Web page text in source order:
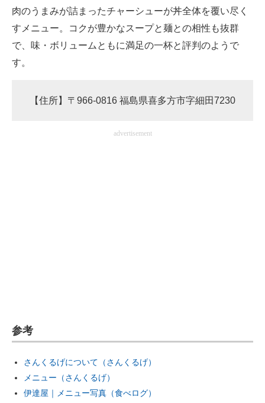
電子設計の基本と応用
建設×テクノロジーの最前線
肉のうまみが詰まったチャーシューが丼全体を覆い尽く
すメニュー。コクが豊かなスープと麺との相性も抜群
で、味・ボリュームともに満足の一杯と評判のようで
す。
【住所】〒966-0816 福島県喜多方市字細田7230
advertisement
参考
さんくるげについて（さんくるげ）
メニュー（さんくるげ）
伊達屋｜メニュー写真（食べログ）